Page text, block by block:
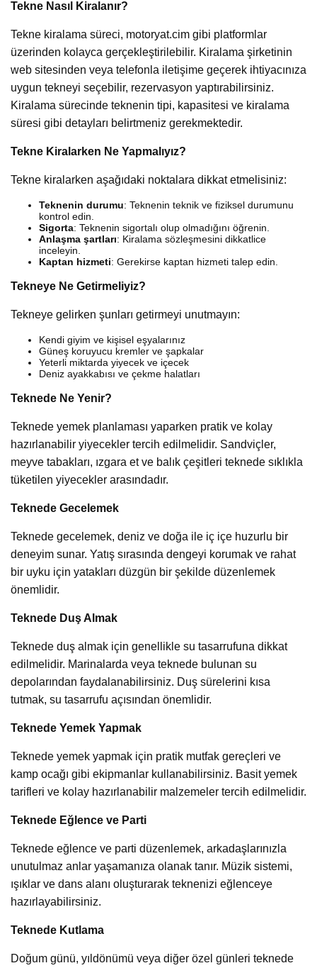
Tekne Nasıl Kiralanır?
Tekne kiralama süreci, motoryat.cim gibi platformlar
üzerinden kolayca gerçekleştirilebilir. Kiralama şirketinin
web sitesinden veya telefonla iletişime geçerek ihtiyacınıza
uygun tekneyi seçebilir, rezervasyon yaptırabilirsiniz.
Kiralama sürecinde teknenin tipi, kapasitesi ve kiralama
süresi gibi detayları belirtmeniz gerekmektedir.
Tekne Kiralarken Ne Yapmalıyız?
Tekne kiralarken aşağıdaki noktalara dikkat etmelisiniz:
Teknenin durumu: Teknenin teknik ve fiziksel durumunu
kontrol edin.
Sigorta: Teknenin sigortalı olup olmadığını öğrenin.
Anlaşma şartları: Kiralama sözleşmesini dikkatlice
inceleyin.
Kaptan hizmeti: Gerekirse kaptan hizmeti talep edin.
Tekneye Ne Getirmeliyiz?
Tekneye gelirken şunları getirmeyi unutmayın:
Kendi giyim ve kişisel eşyalarınız
Güneş koruyucu kremler ve şapkalar
Yeterli miktarda yiyecek ve içecek
Deniz ayakkabısı ve çekme halatları
Teknede Ne Yenir?
Teknede yemek planlaması yaparken pratik ve kolay
hazırlanabilir yiyecekler tercih edilmelidir. Sandviçler,
meyve tabakları, ızgara et ve balık çeşitleri teknede sıklıkla
tüketilen yiyecekler arasındadır.
Teknede Gecelemek
Teknede gecelemek, deniz ve doğa ile iç içe huzurlu bir
deneyim sunar. Yatış sırasında dengeyi korumak ve rahat
bir uyku için yatakları düzgün bir şekilde düzenlemek
önemlidir.
Teknede Duş Almak
Teknede duş almak için genellikle su tasarrufuna dikkat
edilmelidir. Marinalarda veya teknede bulunan su
depolarından faydalanabilirsiniz. Duş sürelerini kısa
tutmak, su tasarrufu açısından önemlidir.
Teknede Yemek Yapmak
Teknede yemek yapmak için pratik mutfak gereçleri ve
kamp ocağı gibi ekipmanlar kullanabilirsiniz. Basit yemek
tarifleri ve kolay hazırlanabilir malzemeler tercih edilmelidir.
Teknede Eğlence ve Parti
Teknede eğlence ve parti düzenlemek, arkadaşlarınızla
unutulmaz anlar yaşamanıza olanak tanır. Müzik sistemi,
ışıklar ve dans alanı oluşturarak teknenizi eğlenceye
hazırlayabilirsiniz.
Teknede Kutlama
Doğum günü, yıldönümü veya diğer özel günleri teknede